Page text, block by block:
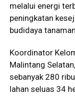
melalui energi
peningkatan
budidaya
Koordinator
Malintang
sebanyak 280
lahan seluas 34